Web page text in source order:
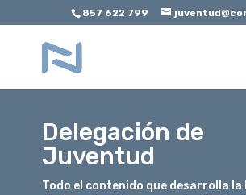
Abrir barra de herramientas
857 622 799
Delegación de
Juventud
Todo el contenido que desarrolla la